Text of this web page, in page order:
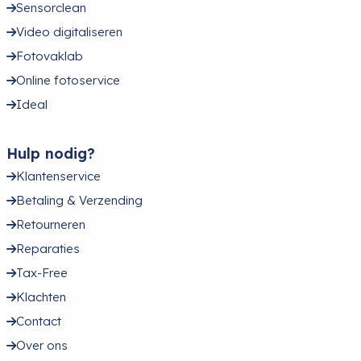
Sensorclean
Video digitaliseren
Fotovaklab
Online fotoservice
Ideal
Hulp nodig?
Klantenservice
Betaling & Verzending
Retourneren
Reparaties
Tax-Free
Klachten
Contact
Over ons